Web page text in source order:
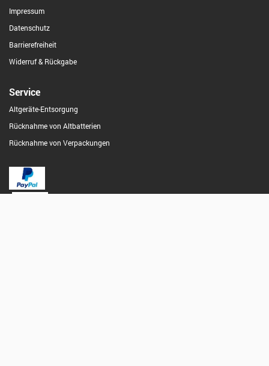
Impressum
Datenschutz
Barrierefreiheit
Widerruf & Rückgabe
Service
Altgeräte-Entsorgung
Rücknahme von Altbatterien
Rücknahme von Verpackungen